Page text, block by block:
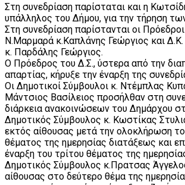
Στη συνεδρίαση παρίσταται και η
υπάλληλος του Δήμου, για την τήρηση
Στη συνεδρίαση παρίστανται οι
Ν.Μαρμαρά κ.Καπλάνης Γεώργιος και Δ.Κ.
κ. Παρδάλης Γεώργιος.
Ο Πρόεδρος του Δ.Σ., ύστερα από την
απαρτίας, κήρυξε την έναρξη της
Οι Δημοτικοί Σύμβουλοι κ. Ντέμπλας
Μάντσιος Βασίλειος προσήλθαν στη
διάρκεια ανακοινώσεων του Δημάρχου
Δημοτικός Σύμβουλος κ. Κωστίκας
εκτός αίθουσας μετά την ολοκλήρωση
θέματος της ημερησίας διατάξεως και
έναρξη του τρίτου θέματος της
Δημοτικός Σύμβουλος κ.Πρατσας
αίθουσας στο δεύτερο θέμα της